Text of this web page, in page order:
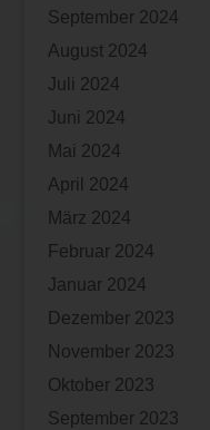
September 2024
August 2024
Juli 2024
Juni 2024
Mai 2024
April 2024
März 2024
Februar 2024
Januar 2024
Dezember 2023
November 2023
Oktober 2023
September 2023